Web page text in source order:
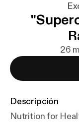
26
Descripción
Nutrition for